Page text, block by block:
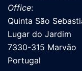
Office:
Quinta São
Lugar do Jardim
7330-315 Marvão
Portugal